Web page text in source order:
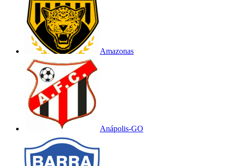
Amazonas
Anápolis-GO